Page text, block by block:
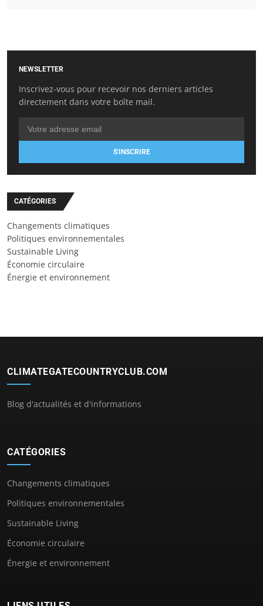
NEWSLETTER
Inscrivez-vous pour recevoir nos derniers articles
directement dans votre boîte mail.
S'INSCRIRE
CATÉGORIES
Changements climatiques
Politiques environnementales
Sustainable Living
Économie circulaire
Énergie et environnement
CLIMATEGATECOUNTRYCLUB.COM
Blog d'actualités et d'informations
CATÉGORIES
Changements climatiques
Politiques environnementales
Sustainable Living
Économie circulaire
Énergie et environnement